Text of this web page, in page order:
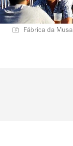
Fábrica da Musa